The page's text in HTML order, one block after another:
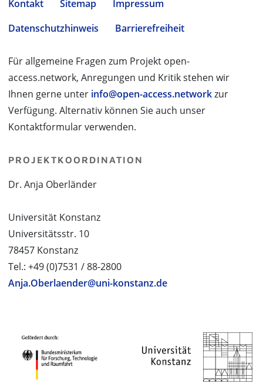
Kontakt Sitemap
Impressum
Datenschutzhinweis
Barrierefreiheit
Für allgemeine Fragen zum Projekt open-
access.network, Anregungen und Kritik stehen wir
Ihnen gerne unter info@open-access.networkzur
Verfügung. Alternativ können Sie auch unser
Kontaktformular verwenden.
PROJEKTKOORDINATION
Dr. Anja Oberländer
Universität Konstanz
Universitätsstr. 10
78457 Konstanz
Tel.: +49 (0)7531 / 88-2800
Anja.Oberlaender@uni-konstanz.de